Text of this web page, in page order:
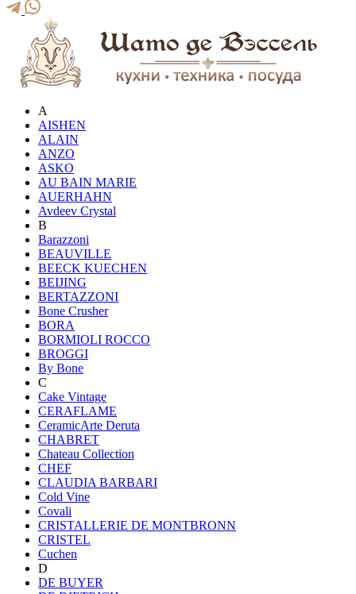
A
AISHEN
ALAIN
ANZO
ASKO
AU BAIN MARIE
AUERHAHN
Avdeev Crystal
B
Barazzoni
BEAUVILLE
BEECK KUECHEN
BEIJING
BERTAZZONI
Bone Crusher
BORA
BORMIOLI ROCCO
BROGGI
By Bone
C
Cake Vintage
CERAFLAME
CeramicArte Deruta
CHABRET
Chateau Collection
CHEF
CLAUDIA BARBARI
Cold Vine
Covali
CRISTALLERIE DE MONTBRONN
CRISTEL
Cuchen
D
DE BUYER